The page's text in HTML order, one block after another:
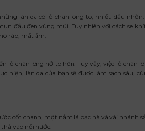
làn da có lỗ chân lông to, nhiều dầu
đầu đen vùng mũi. Tuy nhiên với cách se
ráp, mất ẩm.
lỗ chân lông nở to hơn. Tuy vậy, việc lỗ chân
hiện, làn da của bạn sẽ được làm sạch sâu,
cốt chanh, một nắm lá bạc hà và vài nhánh sả.
thả vào nồi nước.